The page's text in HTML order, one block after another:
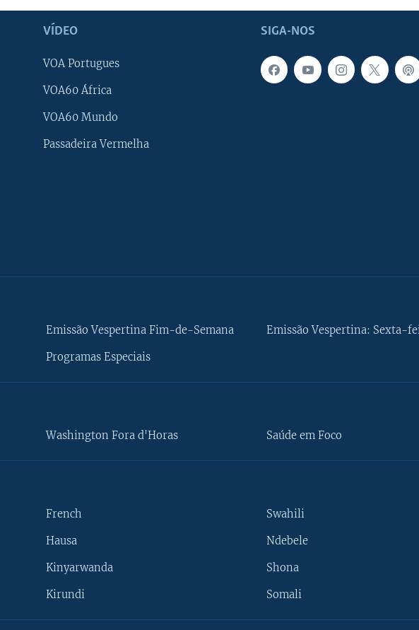
SIGA-NOS
VÍDEO
VOA Portugues
VOA60 África
VOA60 Mundo
Passadeira Vermelha
Emissão Vespertina Fim-de-Semana
Programas Especiais
Emissão Vespertina: Sexta-
Washington Fora d'Horas Saúde em Foco
French
Hausa
Kinyarwanda
Kirundi
Swahili
Ndebele
Shona
Somali